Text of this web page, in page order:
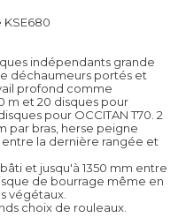
KSE680
indépendants grande
déchaumeurs portés et
profond comme
m et 20 disques pour
pour OCCITAN T70. 2
par bras, herse peigne
entre la dernière rangée et
et jusqu'à 1350 mm entre
de bourrage même en
végétaux.
choix de rouleaux.